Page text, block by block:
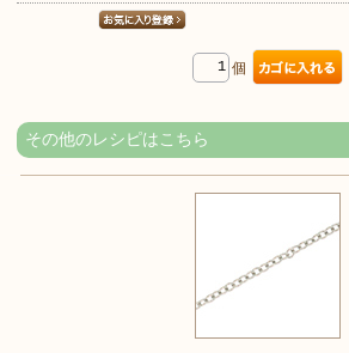
個
その他のレシピはこちら